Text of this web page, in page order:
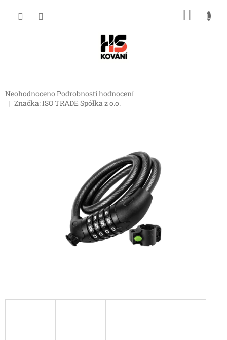
Průměrné
hodnocení
Neohodnoceno Podrobnosti hodnocení
Značka:ISO TRADE Spółka z o.o.